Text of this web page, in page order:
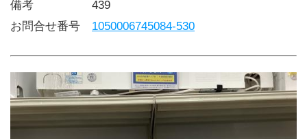
備考     439
お問合せ番号 1050006745084-530